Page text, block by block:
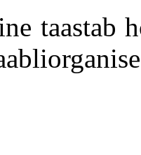
taastab